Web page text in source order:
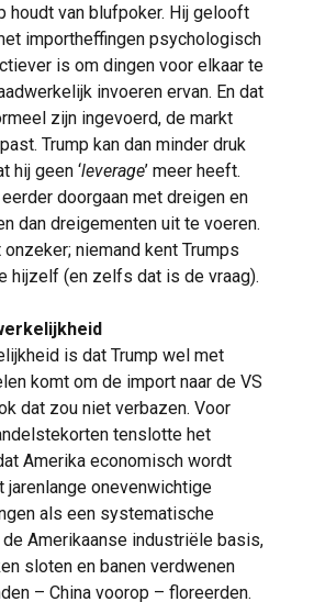
houdt van blufpoker. Hij gelooft
importheffingen psychologisch
is om dingen voor elkaar te
invoeren ervan. En dat
zijn ingevoerd, de markt
Trump kan dan minder druk
hij geen ‘leverage’ meer heeft.
doorgaan met dreigen en
dan dreigementen uit te voeren.
niemand kent Trumps
hijzelf (en zelfs dat is de vraag).
is dat Trump wel met
komt om de import naar de VS
dat zou niet verbazen. Voor
tenslotte het
Amerika economisch wordt
jarenlange onevenwichtige
als een systematische
Amerikaanse industriële basis,
sloten en banen verdwenen
– China voorop – floreerden.